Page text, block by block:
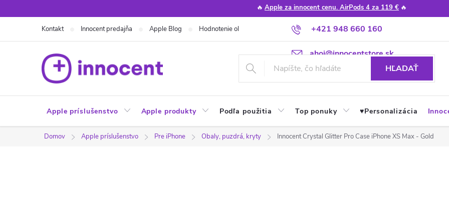
na
🔥 Apple za innocent cenu. AirPods 4 za 119 € 🔥
+421 948 660 160
ahoj@innocentstore.sk
Kontakt Innocent predajňa Apple Blog Hodnotenie obchodu Poradňa Apple návody a tipy
HĽADAŤ
Apple príslušenstvo Apple produkty Podľa použitia Top ponuky ♥︎Personalizácia
Domov Apple príslušenstvo Pre iPhone Obaly, puzdrá, kryty Innocent Crystal Glitter Pro Case iPhone XS Max - Gold